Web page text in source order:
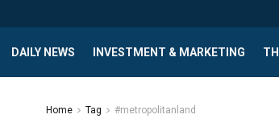
DAILY NEWS INVESTMENT & MARKETING
Home Tag #metropolitanland